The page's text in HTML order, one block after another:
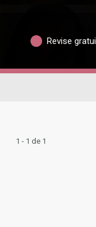
Revise
1 - 1 de 1